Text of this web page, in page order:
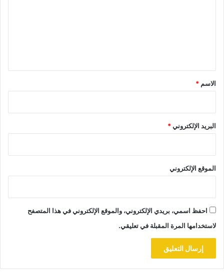
*
الاسم *
البريد الإلكتروني*
الموقع الإلكتروني
احفظ اسمي، بريدي الإلكتروني، والموقع الإلكتروني في هذا المتصفح
لاستخدامها المرة المقبلة في تعليقي.